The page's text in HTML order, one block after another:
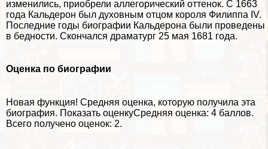
изменились, приобрели аллегорический оттенок. С 1663
года Кальдерон был духовным отцом короля Филиппа IV.
Последние годы биографии Кальдерона были проведены
в бедности. Скончался драматург 25 мая 1681 года.
Оценка по биографии
Новая функция! Средняя оценка, которую получила эта
биография. Показать оценкуСредняя оценка: 4 баллов.
Всего получено оценок: 2.